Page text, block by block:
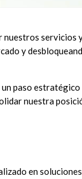
nuestros servicios
y
paso estratégico
nuestra
en soluciones